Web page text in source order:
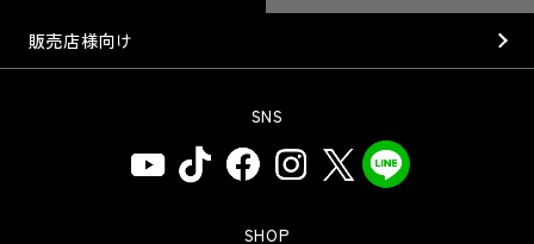
廃番製品
インフォメーション
GR86/BRZ Cup
会社沿革
ISO9001取得について
販売店様向け
SNS
SHOP